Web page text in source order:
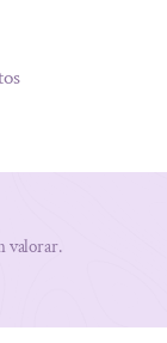
valorar.